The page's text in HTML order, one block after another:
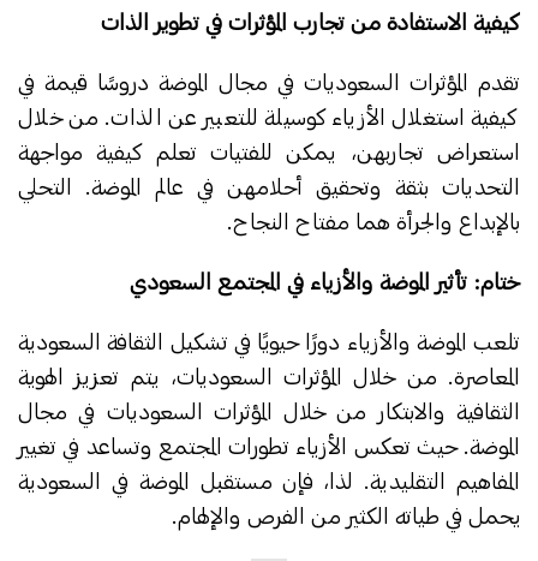
كيفية الاستفادة من تجارب المؤثرات في تطوير الذات
تقدم المؤثرات السعوديات في مجال الموضة دروسًا قيمة في
كيفية استغلال الأزياء كوسيلة للتعبير عن الذات. من خلال
استعراض تجاربهن، يمكن للفتيات تعلم كيفية مواجهة
التحديات بثقة وتحقيق أحلامهن في عالم الموضة. التحلي
بالإبداع والجرأة هما مفتاح النجاح.
ختام: تأثير الموضة والأزياء في المجتمع السعودي
تلعب الموضة والأزياء دورًا حيويًا في تشكيل الثقافة السعودية
المعاصرة. من خلال المؤثرات السعوديات، يتم تعزيز الهوية
الثقافية والابتكار من خلال المؤثرات السعوديات في مجال
الموضة. حيث تعكس الأزياء تطورات المجتمع وتساعد في تغيير
المفاهيم التقليدية. لذا، فإن مستقبل الموضة في السعودية
يحمل في طياته الكثير من الفرص والإلهام.